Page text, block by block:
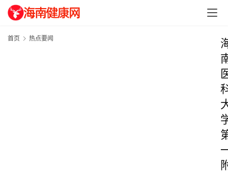
首页 热点要闻